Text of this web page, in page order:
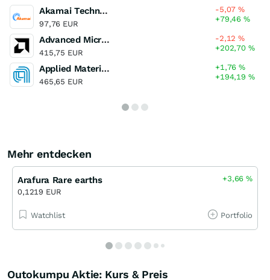
Akamai Technologies
97,76 EUR
-5,07%
+79,46%
Advanced Micro Devices
415,75 EUR
-2,12%
+202,70 %
Applied Materials
465,65 EUR
+1,76%
+194,19 %
Mehr entdecken
Arafura Rare earths
0,1219 EUR
+3,66%
Watchlist Portfolio
Outokumpu Aktie: Kurs & Preis